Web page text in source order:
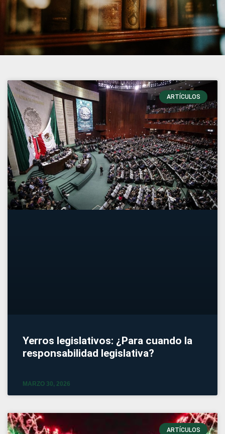
ARTÍCULOS
Yerros legislativos: ¿Para cuando la
responsabilidad legislativa?
MARZO 30, 2026
ARTÍCULOS